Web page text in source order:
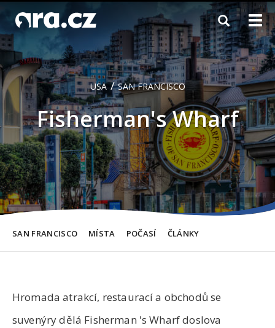
Toggle
navigation
SAN FRANCISCO MÍSTA POČASÍ ČLÁNKY
USA / SAN FRANCISCO
Fisherman's Wharf
Hromada atrakcí, restaurací a obchodů se
suvenýry dělá Fisherman 's Wharf doslova